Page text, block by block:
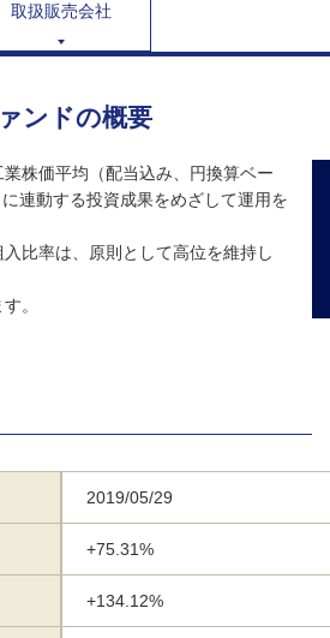
取扱販売会社
ンドの概要
株価平均（配当込み、円換算ベー
連動する投資成果をめざして運用を
入比率は、原則として高位を維持し
。
2019/05/29
+75.31%
+134.12%